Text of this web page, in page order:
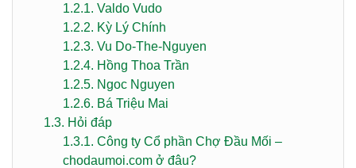
1.2.1. Valdo Vudo
1.2.2. Kỳ Lý Chính
1.2.3. Vu Do-The-Nguyen
1.2.4. Hồng Thoa Trần
1.2.5. Ngoc Nguyen
1.2.6. Bá Triệu Mai
1.3. Hỏi đáp
1.3.1. Công ty Cổ phần Chợ Đầu Mối –
chodaumoi.com ở đâu?